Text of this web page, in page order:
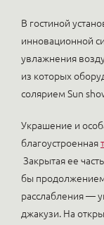
В гостиной
инновационной
увлажнения
из которых
солярием Sun
Украшение и
благоустроенная
Закрытая ее
бы продолжением
расслабления —
джакузи. На